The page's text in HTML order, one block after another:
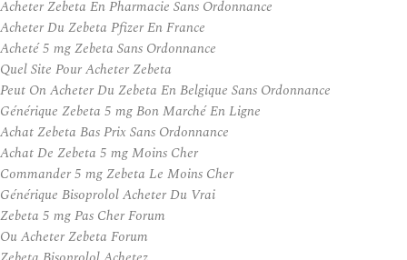
Acheter Zebeta En Pharmacie Sans Ordonnance
Acheter Du Zebeta Pfizer En France
Acheté 5 mg Zebeta Sans Ordonnance
Quel Site Pour Acheter Zebeta
Peut On Acheter Du Zebeta En Belgique Sans Ordonnance
Générique Zebeta 5 mg Bon Marché En Ligne
Achat Zebeta Bas Prix Sans Ordonnance
Achat De Zebeta 5 mg Moins Cher
Commander 5 mg Zebeta Le Moins Cher
Générique Bisoprolol Acheter Du Vrai
Zebeta 5 mg Pas Cher Forum
Ou Acheter Zebeta Forum